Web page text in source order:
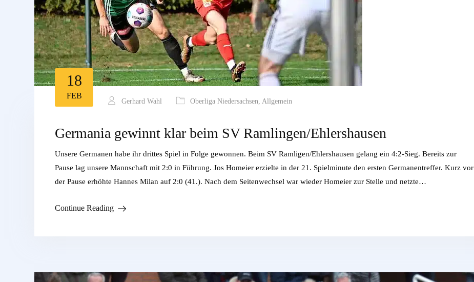
18
FEB
Gerhard Wahl Oberliga Niedersachsen, Allgemein
Germania gewinnt klar beim SV Ramlingen/Ehlershausen
Unsere Germanen habe ihr drittes Spiel in Folge gewonnen. Beim SV Ramligen/Ehlershausen gelang ein 4:2-Sieg. Bereits zur
Pause lag unsere Mannschaft mit 2:0 in Führung. Jos Homeier erzielte in der 21. Spielminute den ersten Germanentreffer. Kurz vor
der Pause erhöhte Hannes Milan auf 2:0 (41.). Nach dem Seitenwechsel war wieder Homeier zur Stelle und netzte…
Continue Reading